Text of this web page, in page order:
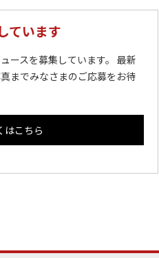
ています
ースを募集しています。 最新
までみなさまのご応募をお待
はこちら